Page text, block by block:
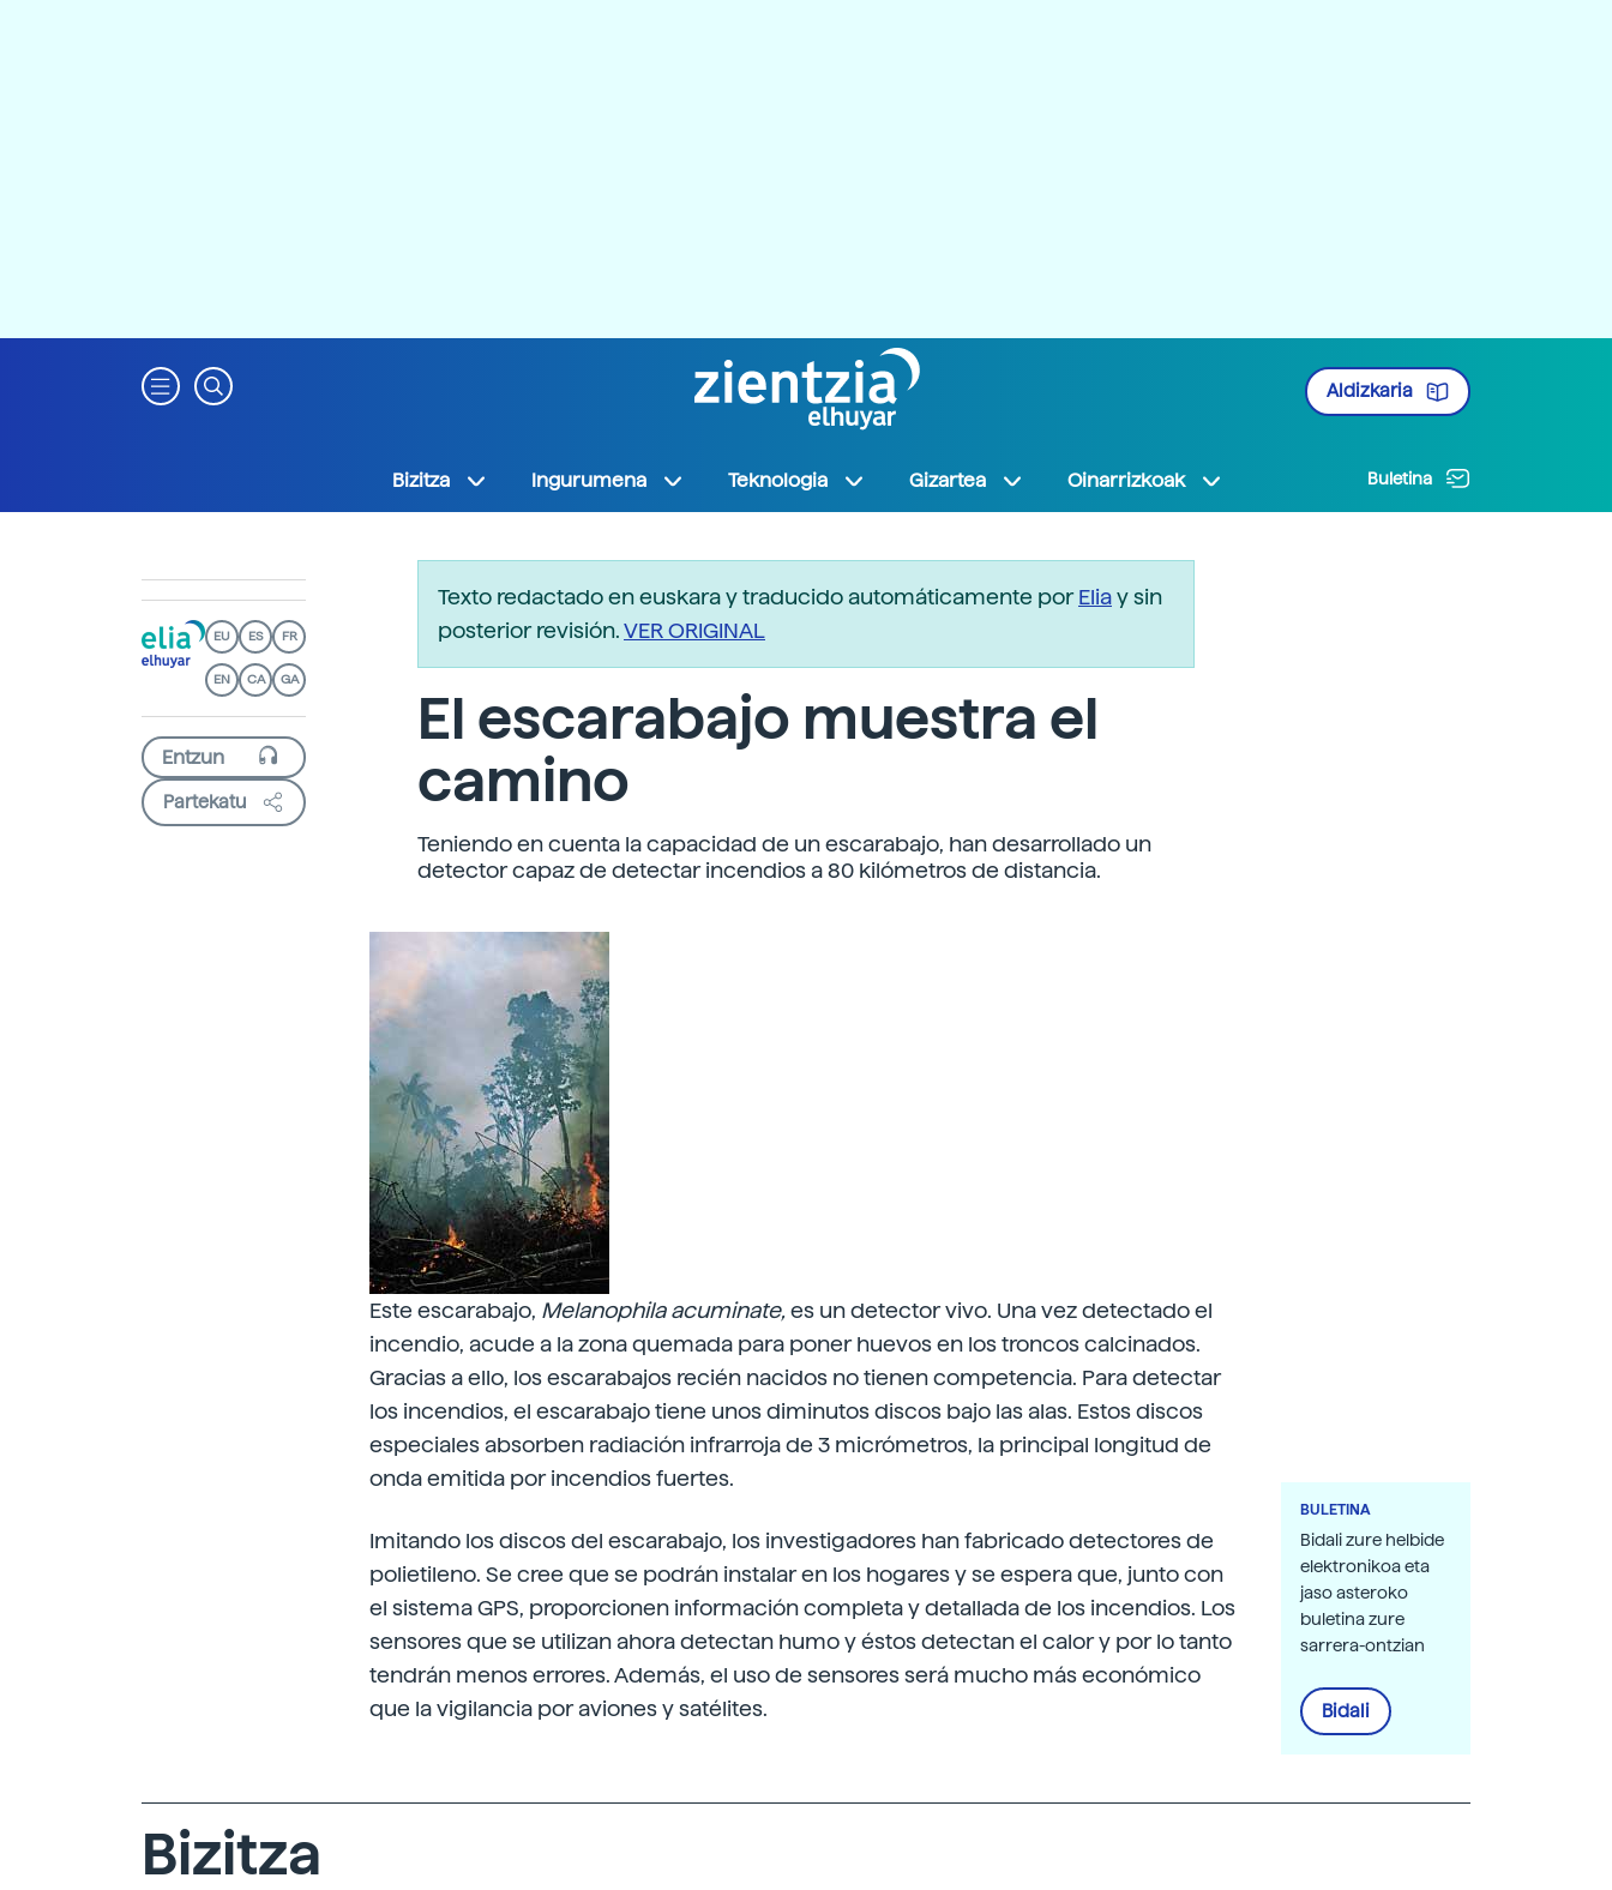
Aldizkaria
Bizitza Ingurumena Teknologia Gizartea Oinarrizkoak Buletina
EU ES FR
EN CA GA
Partekatu
Texto redactado en euskara y traducido automáticamente porEliay sin
posterior revisión.VER ORIGINAL
El escarabajo muestra el
camino
Teniendo en cuenta la capacidad de un escarabajo, han desarrollado un
detector capaz de detectar incendios a 80 kilómetros de distancia.
Este escarabajo, Melanophila acuminate,es un detector vivo. Una vez detectado el
incendio, acude a la zona quemada para poner huevos en los troncos calcinados.
Gracias a ello, los escarabajos recién nacidos no tienen competencia. Para detectar
los incendios, el escarabajo tiene unos diminutos discos bajo las alas. Estos discos
especiales absorben radiación infrarroja de 3 micrómetros, la principal longitud de
onda emitida por incendios fuertes.
Imitando los discos del escarabajo, los investigadores han fabricado detectores de
polietileno. Se cree que se podrán instalar en los hogares y se espera que, junto con
el sistema GPS, proporcionen información completa y detallada de los incendios. Los
sensores que se utilizan ahora detectan humo y éstos detectan el calor y por lo tanto
tendrán menos errores. Además, el uso de sensores será mucho más económico
que la vigilancia por aviones y satélites.
BULETINA
Bidali zure helbide
elektronikoa eta
jaso asteroko
buletina zure
sarrera-ontzian
Bidali
Bizitza